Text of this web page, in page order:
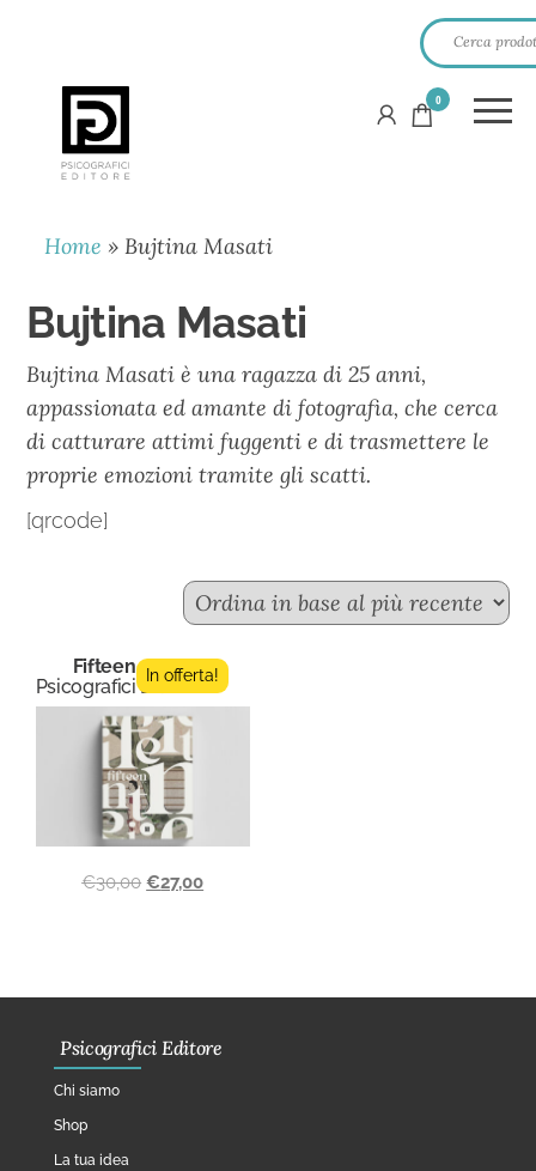
PSICOGRAFICI
EDITORE
0
Home »Bujtina Masati
Bujtina Masati
Bujtina Masati è una ragazza di 25 anni,
appassionata ed amante di fotografia, che cerca
di catturare attimi fuggenti e di trasmettere le
proprie emozioni tramite gli scatti.
[qrcode]
Fifteen n.4
Psicografici Editore
In offerta!
€30,00 €27,00
Psicografici Editore
Chi siamo
Shop
La tua idea